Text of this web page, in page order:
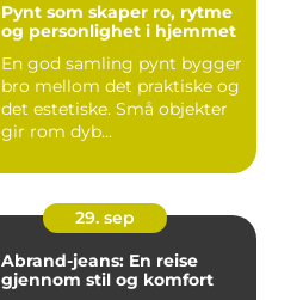
Pynt som skaper ro, rytme
og personlighet i hjemmet
En god samling pynt bygger
bro mellom det praktiske og
det estetiske. Små objekter
gir rom dyb...
29. sep
Abrand-jeans: En reise
gjennom stil og komfort